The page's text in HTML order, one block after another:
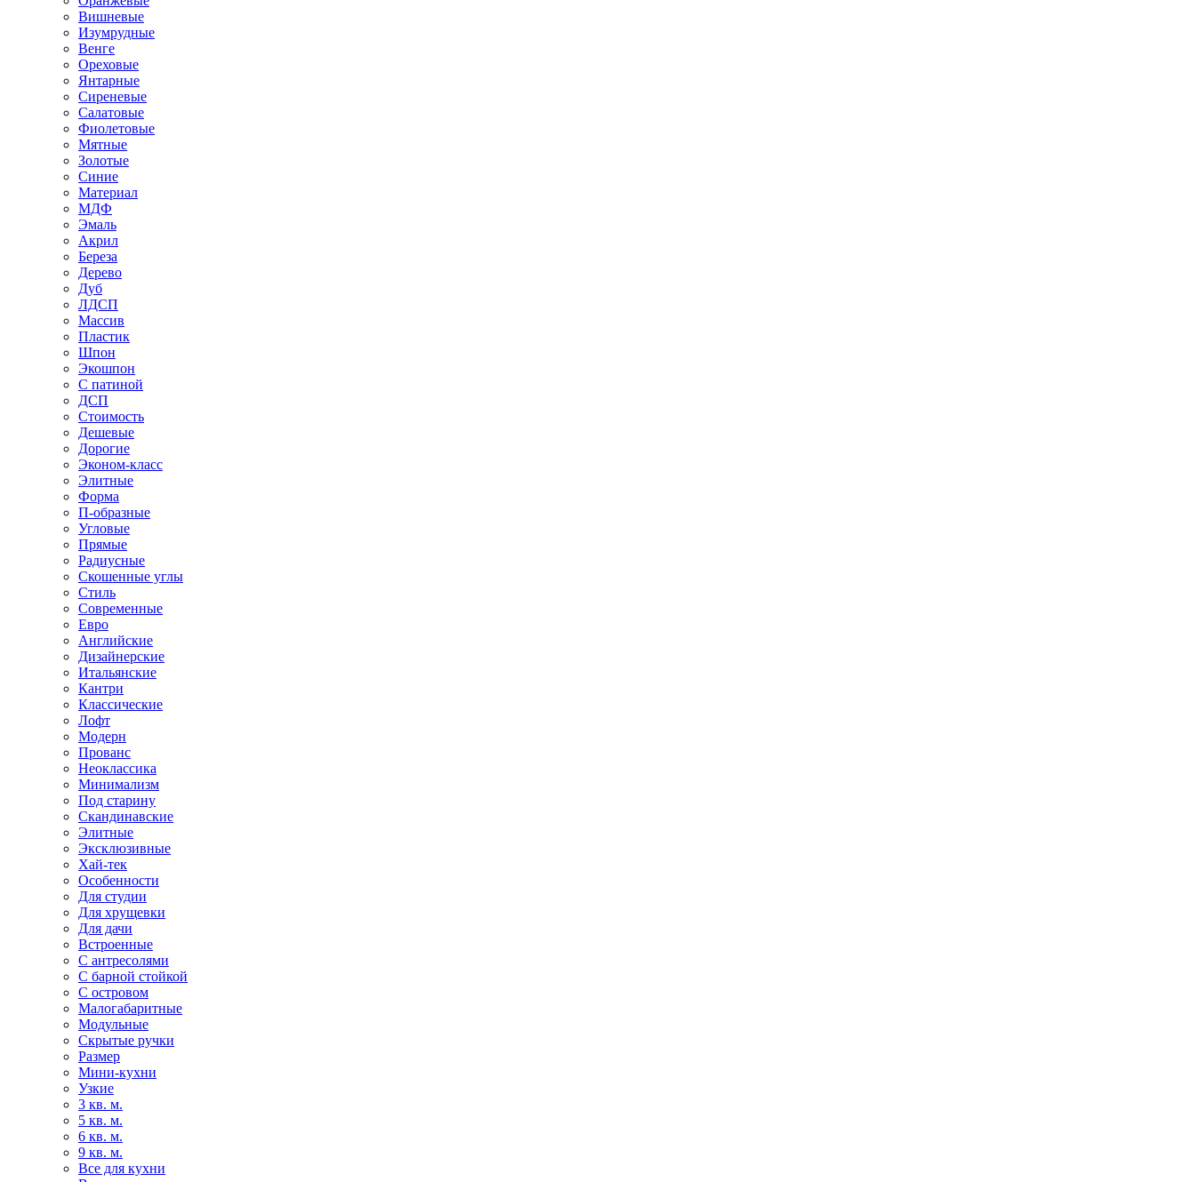
Вишневые
Изумрудные
Венге
Ореховые
Янтарные
Сиреневые
Салатовые
Фиолетовые
Мятные
Золотые
Синие
Материал
МДФ
Эмаль
Акрил
Береза
Дерево
Дуб
ЛДСП
Массив
Пластик
Шпон
Экошпон
С патиной
ДСП
Стоимость
Дешевые
Дорогие
Эконом-класс
Элитные
Форма
П-образные
Угловые
Прямые
Радиусные
Скошенные углы
Стиль
Современные
Евро
Английские
Дизайнерские
Итальянские
Кантри
Классические
Лофт
Модерн
Прованс
Неоклассика
Минимализм
Под старину
Скандинавские
Элитные
Эксклюзивные
Хай-тек
Особенности
Для студии
Для хрущевки
Для дачи
Встроенные
С антресолями
С барной стойкой
С островом
Малогабаритные
Модульные
Скрытые ручки
Размер
Мини-кухни
Узкие
3 кв. м.
5 кв. м.
6 кв. м.
9 кв. м.
Все для кухни